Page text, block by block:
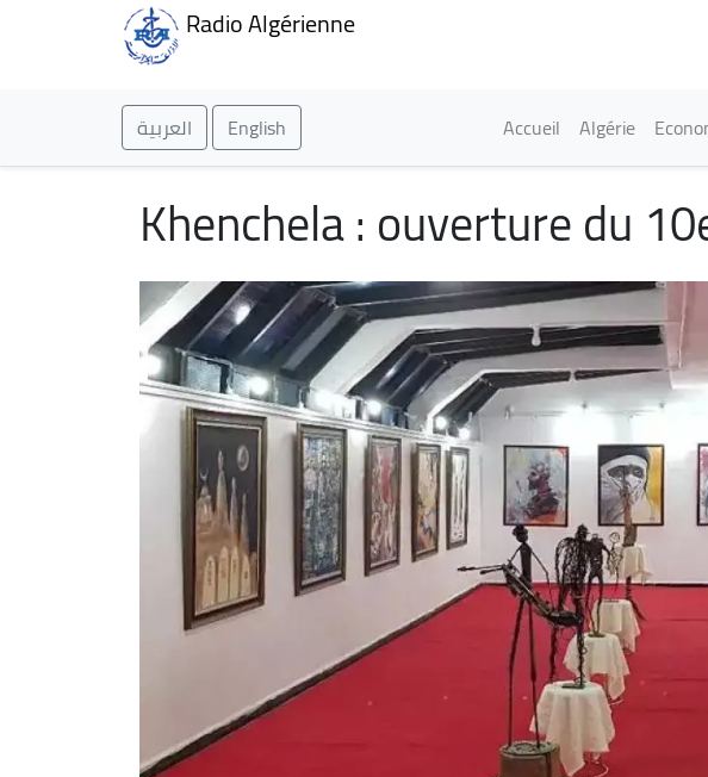
Radio Algérienne
العربية English Main
Accueil Algérie
Khenchela : ouverture du